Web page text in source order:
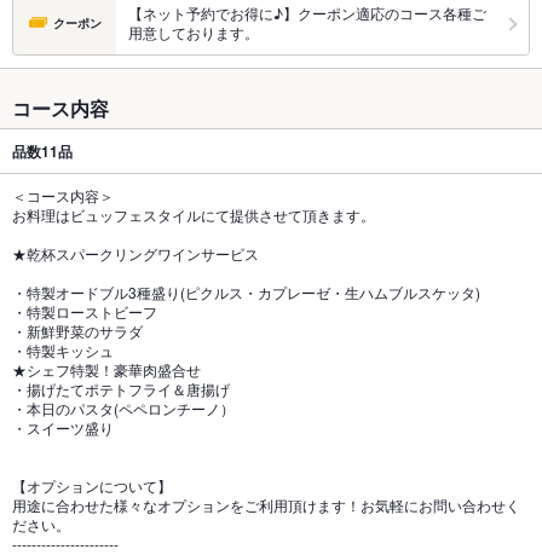
クーポン
【ネット予約でお得に♪】クーポン適応のコース各種ご
用意しております。
コース内容
品数11品
＜コース内容＞
お料理はビュッフェスタイルにて提供させて頂きます。
★乾杯スパークリングワインサービス
・特製オードブル3種盛り(ピクルス・カプレーゼ・生ハムブルスケッタ)
・特製ローストビーフ
・新鮮野菜のサラダ
・特製キッシュ
★シェフ特製！豪華肉盛合せ
・揚げたてポテトフライ＆唐揚げ
・本日のパスタ(ペペロンチーノ）
・スイーツ盛り
【オプションについて】
用途に合わせた様々なオプションをご利用頂けます！お気軽にお問い合わせく
ださい。
----------------------